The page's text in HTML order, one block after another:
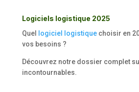
Logiciels logistique 2025
Quel logiciel logistiquechoisir en
vos besoins ?
Découvrez notre dossier complet
incontournables.